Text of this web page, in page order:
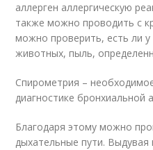
аллерген аллергическую
также можно проводить с
можно проверить, есть ли у
животных, пыль,
Спирометрия –
диагностике бронхиальной
Благодаря этому можно
дыхательные пути. Выдувая